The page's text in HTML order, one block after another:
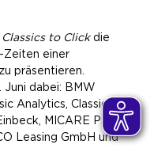
Classics to Clickdie
Zeiten einer
präsentieren.
Juni dabei: BMW
Analytics, Classic
MICARE PS –
Leasing GmbH und